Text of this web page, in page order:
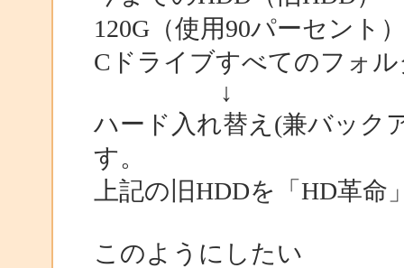
120G（使用90パーセント
Cドライブすべてのフォ
↓
ハード入れ替え(兼バック
す。
上記の旧HDDを「HD革
このようにしたい